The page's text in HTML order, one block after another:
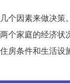
个因素来做决
家庭的经济状
房条件和生活